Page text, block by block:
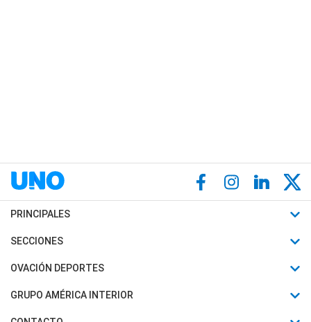
PRINCIPALES
Últimas Noticias
Política
SECCIONES
Horóscopo
Motores
OVACIÓN DEPORTES
Fútbol
Mundial
GRUPO AMÉRICA INTERIOR